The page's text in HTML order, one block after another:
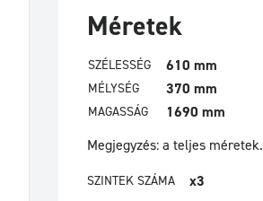
Méretek
SZÉLESSÉG 610 mm
MÉLYSÉG 370 mm
MAGASSÁG
1690 mm
Megjegyzés: a teljes méretek.
SZINTEK SZÁMA x3